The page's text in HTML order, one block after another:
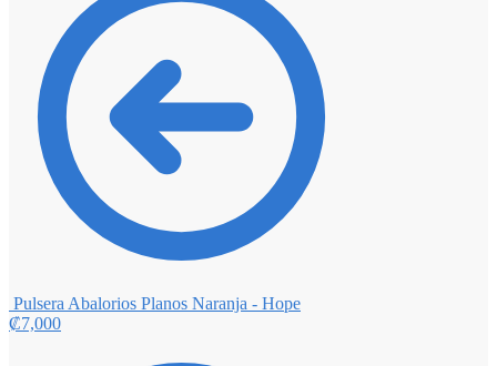
Pulsera Abalorios Planos Naranja - Hope
₡7,000